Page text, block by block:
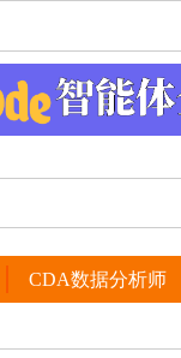
CDA数据分析师